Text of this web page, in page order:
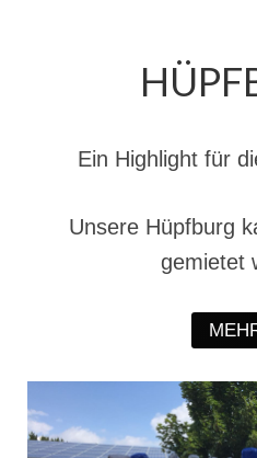
Ehemalige Fahrzeuge
Jahresrückblicke
Jahresrückblick
Jahresrückblick
Jahresrückblick
Jahresrückblick
Ein Highlight für
Unsere Hüpfburg
gemietet